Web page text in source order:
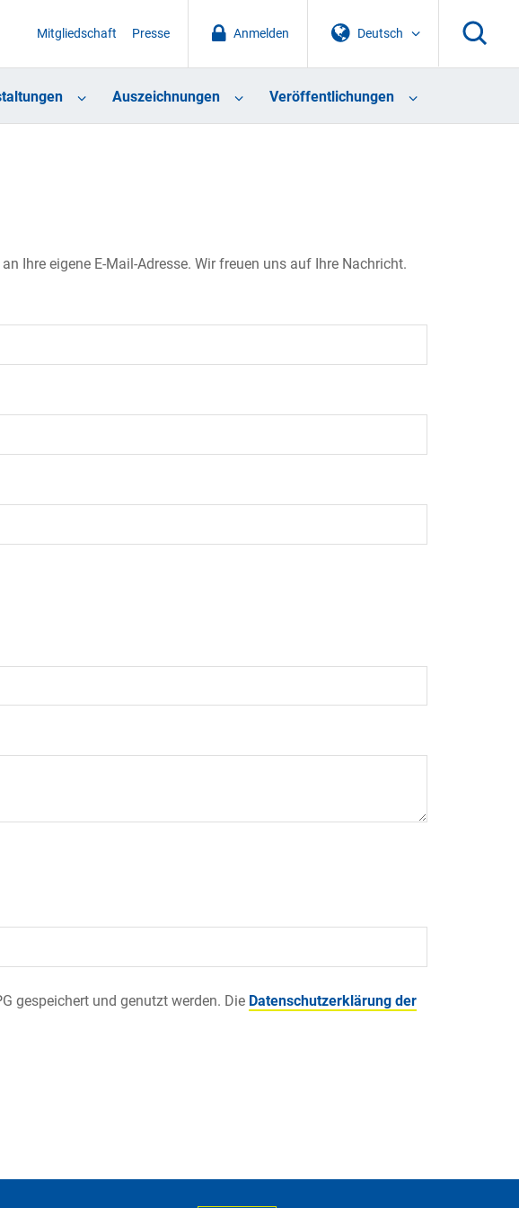
Deutsch
Anmelden
Mitgliedschaft Presse
Auszeichnungen Veröffentlichungen
Ihre eigene E-Mail-Adresse. Wir freuen uns auf Ihre Nachricht.
gespeichert und genutzt werden. Die Datenschutzerklärung der